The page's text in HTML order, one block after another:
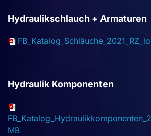
Hydraulikschlauch + Armaturen
Hydraulik Komponenten
MB